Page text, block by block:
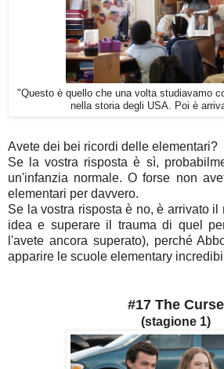
"Questo è quello che una volta studiavamo
nella storia degli USA. Poi è
Avete dei bei ricordi delle elementari?
Se la vostra risposta è sì,
un'infanzia normale. O forse non
elementari per davvero.
Se la vostra risposta è no, è arrivato il
idea e superare il trauma di quel
l'avete ancora superato), perché
apparire le scuole elementary
#17 The Curse
(stagione 1)